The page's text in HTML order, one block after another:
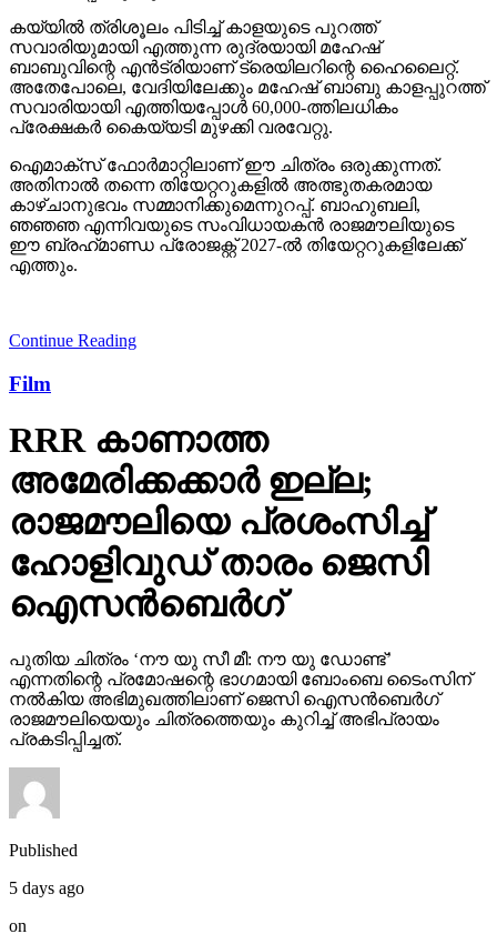
കയ്യില്‍ ത്രിശൂലം പിടിച്ച് കാളയുടെ പുറത്ത്
സവാരിയുമായി എത്തുന്ന രുദ്രയായി മഹേഷ്
ബാബുവിന്റെ എന്‍ട്രിയാണ് ട്രെയിലറിന്റെ ഹൈലൈറ്റ്.
അതേപോലെ, വേദിയിലേക്കും മഹേഷ് ബാബു കാളപ്പുറത്ത്
സവാരിയായി എത്തിയപ്പോള്‍ 60,000-ത്തിലധികം
പ്രേക്ഷകര്‍ കൈയ്യടി മുഴക്കി വരവേറ്റു.
ഐമാക്‌സ് ഫോര്‍മാറ്റിലാണ് ഈ ചിത്രം ഒരുക്കുന്നത്.
അതിനാല്‍ തന്നെ തിയേറ്ററുകളില്‍ അത്ഭുതകരമായ
കാഴ്ചാനുഭവം സമ്മാനിക്കുമെന്നുറപ്പ്. ബാഹുബലി,
ഞഞഞ എന്നിവയുടെ സംവിധായകന്‍ രാജമൗലിയുടെ
ഈ ബ്രഹ്‌മാണ്ഡ പ്രോജക്റ്റ് 2027-ല്‍ തിയേറ്ററുകളിലേക്ക്
എത്തും.
Continue Reading
Film
RRR കാണാത്ത
അമേരിക്കക്കാര്‍ ഇല്ല;
രാജമൗലിയെ പ്രശംസിച്ച്
ഹോളിവുഡ് താരം ജെസി
ഐസന്‍ബെര്‍ഗ്
പുതിയ ചിത്രം ‘നൗ യു സീ മീ: നൗ യു ഡോണ്ട്’
എന്നതിന്റെ പ്രമോഷന്റെ ഭാഗമായി ബോംബെ ടൈംസിന്
നല്‍കിയ അഭിമുഖത്തിലാണ് ജെസി ഐസന്‍ബെര്‍ഗ്
രാജമൗലിയെയും ചിത്രത്തെയും കുറിച്ച് അഭിപ്രായം
പ്രകടിപ്പിച്ചത്.
Published
5 days ago
on